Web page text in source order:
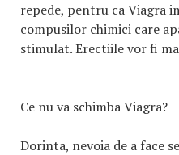
repede, pentru ca Viagra
compusilor chimici care
stimulat. Erectiile vor fi
Ce nu va schimba Viagra?
Dorinta, nevoia de a face